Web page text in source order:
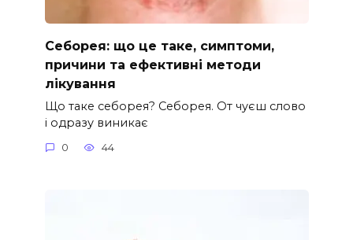
Себорея: що це таке, симптоми,
причини та ефективні методи
лікування
Що таке себорея? Себорея. От чуєш слово
і одразу виникає
0 44